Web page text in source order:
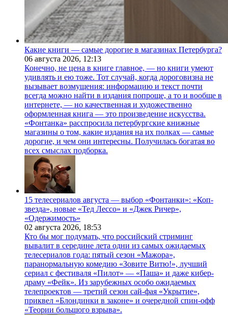
Какие книги — самые дорогие в магазинах Петербурга?
06 августа 2026, 12:13
Конечно, не цена в книге главное, — но книги умеют
удивлять и ею тоже. Тот случай, когда дороговизна не
вызывает возмущения: информацию и текст почти
всегда можно найти в издания попроще, а то и вообще в
интернете, — но качественная и художественно
оформленная книга — это произведение искусства.
«Фонтанка» расспросила петербургские книжные
магазины о том, какие издания на их полках — самые
дорогие, и чем они интересны. Получилась богатая во
всех смыслах подборка.
15 телесериалов августа — выбор «Фонтанки»: «Коп-
звезда», новые «Тед Лессо» и «Джек Ричер»,
«Одержимость»
02 августа 2026, 18:53
Кто бы мог подумать, что российский стриминг
вывалит в середине лета одни из самых ожидаемых
телесериалов года: пятый сезон «Мажора»,
паранормальную комедию «Зовите Витю!», лучший
сериал с фестиваля «Пилот» — «Паша» и даже кибер-
драму «Фейк». Из зарубежных особо ожидаемых
телепроектов — третий сезон сай-фая «Укрытие»,
приквел «Блондинки в законе» и очередной спин-офф
«Теории большого взрыва».